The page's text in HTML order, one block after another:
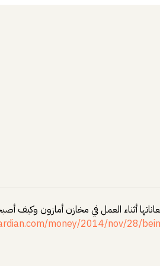
أثناء العمل في مخازن أمازون وكيف
money/2014/nov/28/